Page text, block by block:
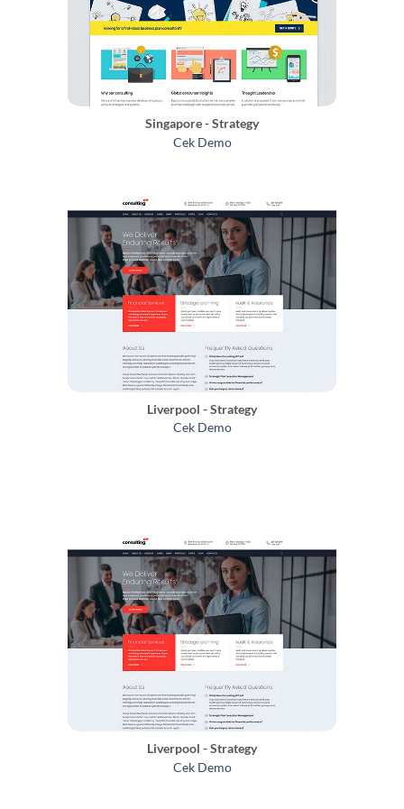
Singapore - Strategy
Cek Demo
Liverpool - Strategy
Cek Demo
Liverpool - Strategy
Cek Demo